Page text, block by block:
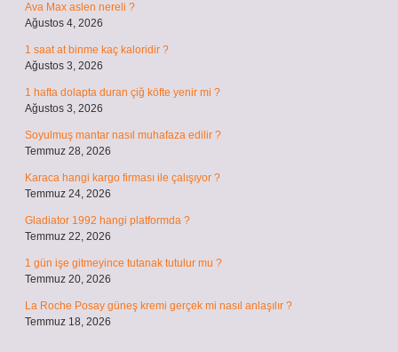
Ava Max aslen nereli ?
Ağustos 4, 2026
1 saat at binme kaç kaloridir ?
Ağustos 3, 2026
1 hafta dolapta duran çiğ köfte yenir mi ?
Ağustos 3, 2026
Soyulmuş mantar nasıl muhafaza edilir ?
Temmuz 28, 2026
Karaca hangi kargo firması ile çalışıyor ?
Temmuz 24, 2026
Gladiator 1992 hangi platformda ?
Temmuz 22, 2026
1 gün işe gitmeyince tutanak tutulur mu ?
Temmuz 20, 2026
La Roche Posay güneş kremi gerçek mi nasıl anlaşılır ?
Temmuz 18, 2026